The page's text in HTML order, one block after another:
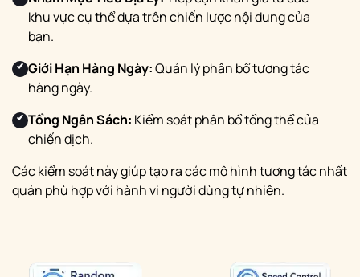
khu vực cụ thể dựa trên chiến lược nội dung của
bạn.
Giới Hạn Hàng Ngày:Quản lý phân bổ tương tác
hàng ngày.
Tổng Ngân Sách: Kiểm soát phân bổ tổng thể của
chiến dịch.
Các kiểm soát này giúp tạo ra các mô hình tương tác nhất
quán phù hợp với hành vi người dùng tự nhiên.